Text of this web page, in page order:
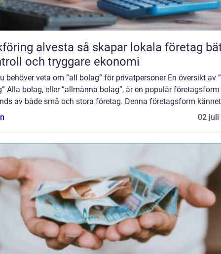
så skapar lokala företag bättre
och tryggare ekonomi
behöver veta om ”all bolag” för privatpersoner En översikt av
Alla bolag, eller ”allmänna bolag”, är en populär
av både små och stora företag. Denna företagsform
02 juli